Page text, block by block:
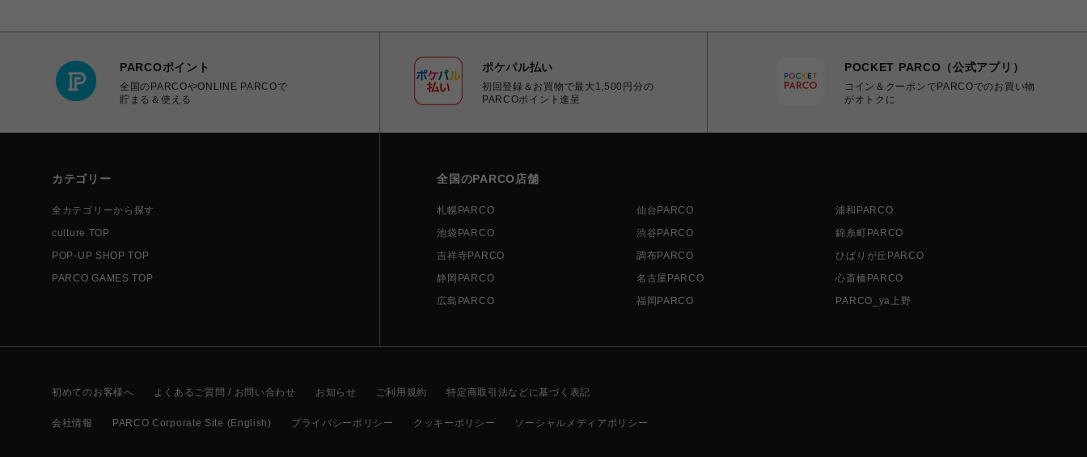
PARCOポイント
全国のPARCOやONLINE PARCOで
貯まる＆使える
ポケパル払い
初回登録＆お買物で最大1,500円分の
PARCOポイント進呈
POCKET PARCO（公式アプリ）
コイン＆クーポンでPARCOでのお買い物
がオトクに
カテゴリー
全カテゴリーから探す
culture TOP
POP-UP SHOP TOP
PARCO GAMES TOP
全国のPARCO店舗
札幌PARCO 仙台PARCO
浦和PARCO
池袋PARCO
渋谷PARCO
錦糸町PARCO
吉祥寺PARCO
調布PARCO
ひばりが丘PARCO
静岡PARCO
名古屋PARCO
心斎橋PARCO
広島PARCO
福岡PARCO PARCO_ya上野
初めてのお客様へ よくあるご質問 / お問い合わせ お知らせ ご利用規約 特定商取引法などに基づく表記
会社情報 PARCO Corporate Site (English) プライバシーポリシー クッキーポリシー ソーシャルメディアポリシー